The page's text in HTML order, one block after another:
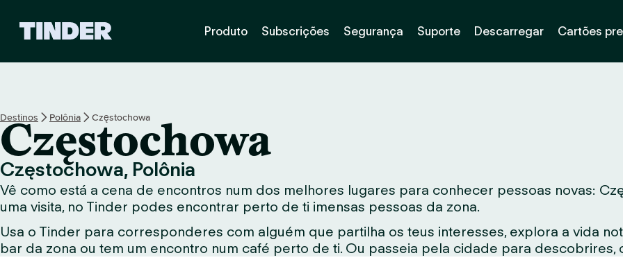
i
n
i
a
l
o
T
Produto Subscrições Segurança Suporte Descarregar Cartões
Destinos Polônia Częstochowa
Częstochowa
Częstochowa, Polônia
Vê como está a cena de encontros num dos melhores lugares para conhecer pessoas novas:
uma visita, no Tinder podes encontrar perto de ti imensas pessoas da zona.
Usa o Tinder para corresponderes com alguém que partilha os teus interesses, explora a vida
bar da zona ou tem um encontro num café perto de ti. Ou passeia pela cidade para